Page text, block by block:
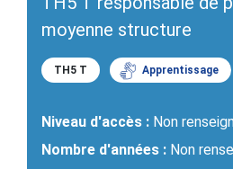
moyenne structure
TH5 T Apprentissage
Niveau d'accès : Non
Nombre d'années : Non